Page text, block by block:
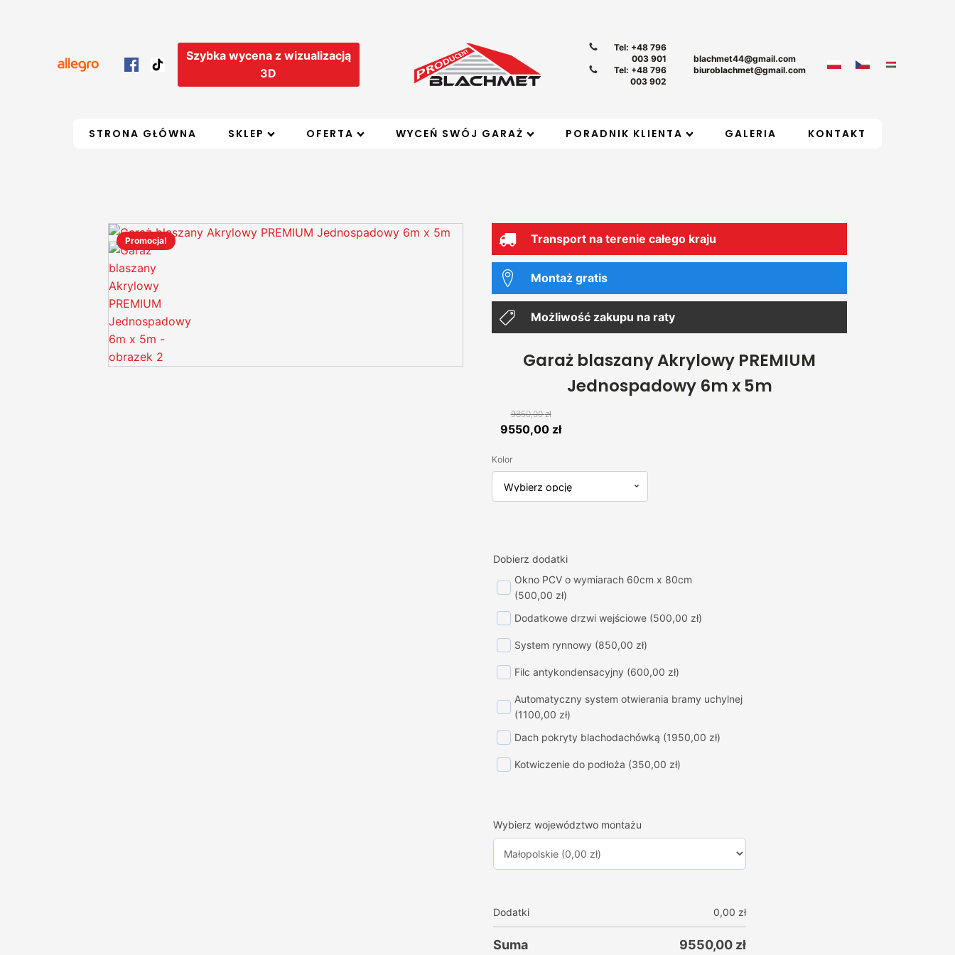
Szybka wycena z wizualizacją
3D
Tel: +48 796
003 901
Tel: +48 796
003 902
blachmet44@gmail.com
biuroblachmet@gmail.com
STRONA GŁÓWNA SKLEP OFERTA WYCEŃ SWÓJ GARAŻ PORADNIK KLIENTA GALERIA KONTAKT
Promocja! Transport na terenie całego kraju
Montaż gratis
Możliwość zakupu na raty
Garaż blaszany Akrylowy PREMIUM
Jednospadowy 6m x 5m
9850,00zł
Pierwotna
wynosiła:
9850,00 zł.
9550,00 złAktualna
9550,00 zł.
Kolor
Dobierz dodatki
Okno PCV o wymiarach 60cm x 80cm
(500,00 zł)
Dodatkowe drzwi wejściowe (500,00 zł)
System rynnowy (850,00 zł)
Filc antykondensacyjny (600,00 zł)
Automatyczny system otwierania bramy uchylnej
(1100,00 zł)
Dach pokryty blachodachówką (1950,00 zł)
Kotwiczenie do podłoża (350,00 zł)
Wybierz województwo montażu
Dodatki 0,00 zł
Suma 9550,00 zł